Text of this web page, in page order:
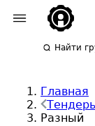
Найти
Главная
Разный